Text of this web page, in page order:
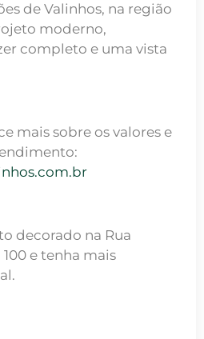
de Valinhos, na região
moderno,
completo e uma vista
mais sobre os valores e
decorado na Rua
e tenha mais